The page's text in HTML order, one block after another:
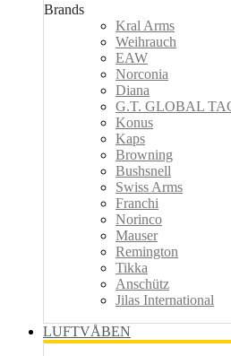
Brands
Kral Arms
Weihrauch
EAW
Norconia
Diana
G.T. GLOBAL
Konus
Kaps
Browning
Bushsnell
Swiss Arms
Franchi
Norinco
Mauser
Remington
Tikka
Anschütz
Jilas International
LUFTVÅBEN